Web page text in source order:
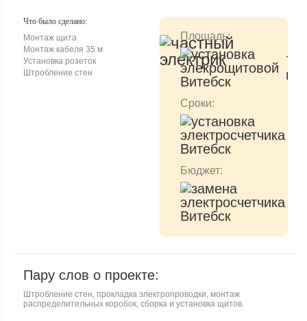
Что было сделано:
Монтаж щита
Монтаж кабеля 35 м
Установка розеток
Штробление стен
Площадь:
72
м
Сроки:
Бюджет:
Пару слов о проекте:
Штробление стен, прокладка электропроводки, монтаж
распределительных коробок, сборка и установка щитов.